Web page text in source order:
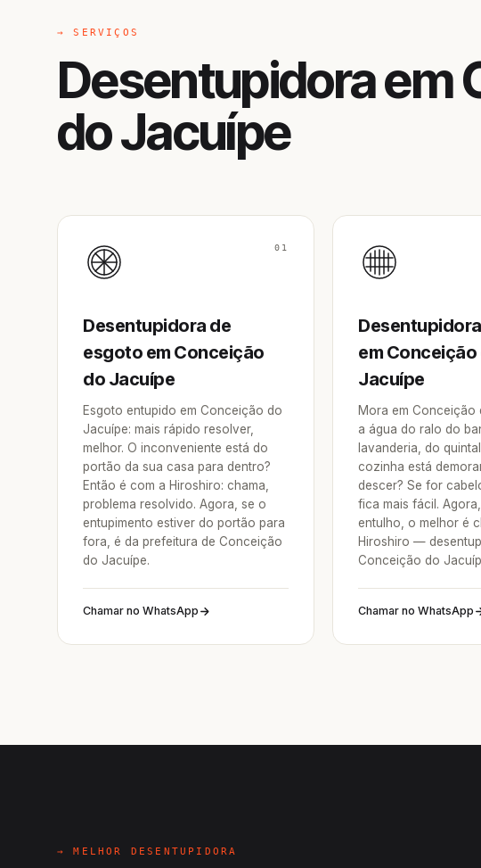
→ SERVIÇOS
Desentupidora em
do Jacuípe
01
Desentupidora de
esgoto em Conceição
do Jacuípe
Esgoto entupido em Conceição do
Jacuípe: mais rápido resolver,
melhor. O inconveniente está do
portão da sua casa para dentro?
Então é com a Hiroshiro: chama,
problema resolvido. Agora, se o
entupimento estiver do portão para
fora, é da prefeitura de Conceição
do Jacuípe.
Chamar no WhatsApp
em Conceição
Jacuípe
Mora em Conceição
a água do ralo do
lavanderia, do
cozinha está
descer? Se for
fica mais fácil.
entulho, o melhor é
Hiroshiro —
Conceição do
Chamar no WhatsApp
→ MELHOR DESENTUPIDORA